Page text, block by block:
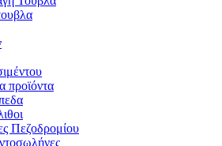
προϊόντα
Πεζοδρομίου